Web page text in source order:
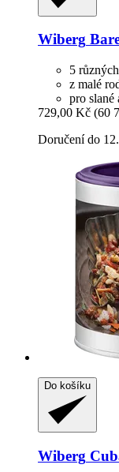
Wiberg
5
z malé
pro slané
729,00 Kč (60
Doručení do
Do košíku
Wiberg